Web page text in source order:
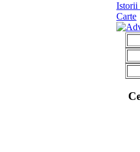
Istorii
Carte